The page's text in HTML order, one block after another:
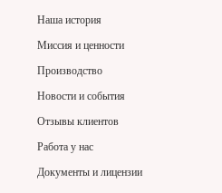
Наша история
Миссия и ценности
Производство
Новости и события
Отзывы клиентов
Работа у нас
Документы и лицензии